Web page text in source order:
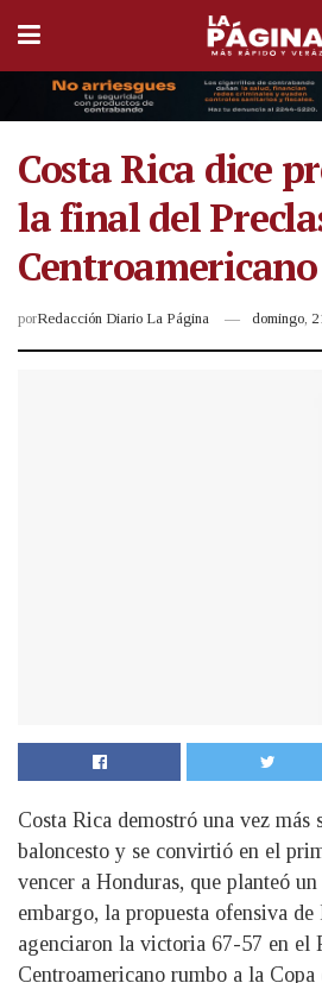
Costa Rica dice
la final del
Centroamericano
porRedacción Diario La Página domingo,
Costa Rica demostró una vez más
baloncesto y se convirtió en el
vencer a Honduras, que planteó
embargo, la propuesta ofensiva
agenciaron la victoria 67-57 en el
Centroamericano rumbo a la